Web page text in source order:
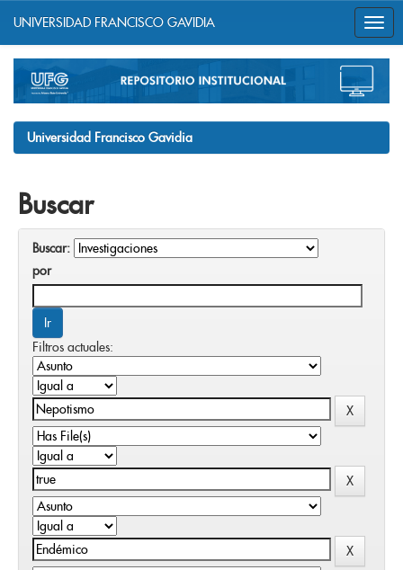
navigation
UNIVERSIDAD FRANCISCO GAVIDIA
Universidad Francisco Gavidia
Buscar
Buscar:
por
Filtros actuales: